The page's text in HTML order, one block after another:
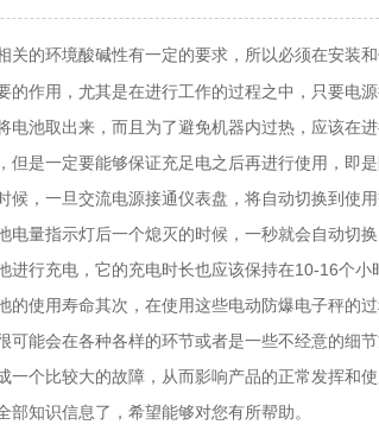
关的环境酸碱性有一定的要求，所以必须在安装
的作用，尤其是在进行工作的过程之中，只要电
池取出来，而且为了避免机器内过热，应该在
但是一定要能够保证充足电之后再进行使用，即
候，一旦交流电源接通仪表盘，将自动切换到使
电量指示灯后一个熄灭的时候，一秒就会自动切
行充电，它的充电时长也应该保持在10-16个小
的使用寿命其次，在使用这些电动防爆电子秤的
可能会在各种各样的环节或者是一些不经意的细
个比较大的故障，从而影响产品的正常发挥和使
知识信息了，希望能够对您有所帮助。